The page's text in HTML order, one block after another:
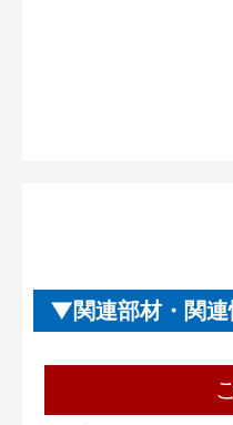
関連部材・関